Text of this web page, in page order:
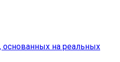
основанных на реальных